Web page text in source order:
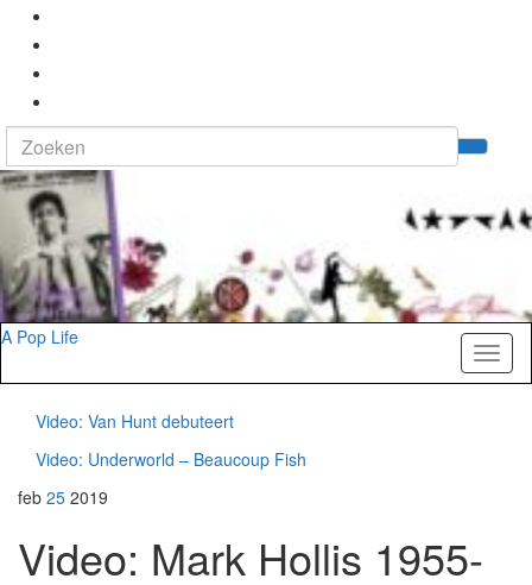
Search
for:
A Pop Life
Video: Van Hunt debuteert
Video: Underworld – Beaucoup Fish
feb 25 2019
Video: Mark Hollis 1955-